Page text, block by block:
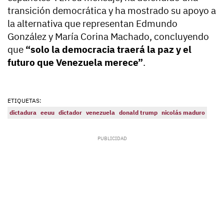
transición democrática y ha mostrado su apoyo a
la alternativa que representan Edmundo
González y María Corina Machado, concluyendo
que “solo la democracia traerá la paz y el
futuro que Venezuela merece”.
ETIQUETAS:
dictadura eeuu dictador venezuela donald trump nicolás maduro